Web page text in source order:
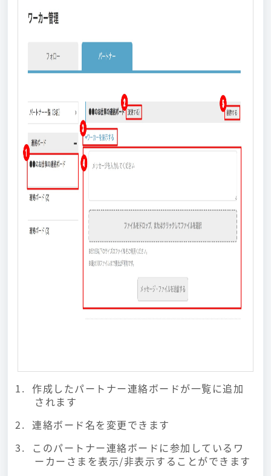
作成したパートナー連絡ボードが一覧に追加
されます
連絡ボード名を変更できます
このパートナー連絡ボードに参加しているワ
ーカーさまを表示/非表示することができます